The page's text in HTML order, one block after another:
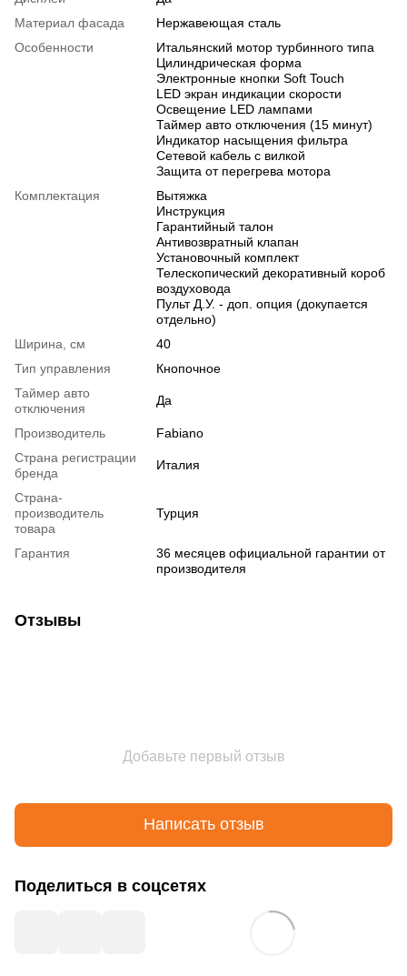
Материал фасада
Нержавеющая сталь
Особенности
Итальянский мотор турбинного типа
Цилиндрическая форма
Электронные кнопки Soft Touch
LED экран индикации скорости
Освещение LED лампами
Таймер авто отключения (15 минут)
Индикатор насыщения фильтра
Сетевой кабель с вилкой
Защита от перегрева мотора
Комплектация
Вытяжка
Инструкция
Гарантийный талон
Антивозвратный клапан
Установочный комплект
Телескопический декоративный короб
воздуховода
Пульт Д.У. - доп. опция (докупается
отдельно)
Ширина, см
40
Тип управления
Кнопочное
Таймер авто
отключения
Да
Производитель
Fabiano
Страна регистрации
бренда
Италия
Страна-
производитель
товара
Турция
Гарантия
36 месяцев официальной гарантии от
производителя
Отзывы
Добавьте первый отзыв
Написать отзыв
Поделиться в соцсетях